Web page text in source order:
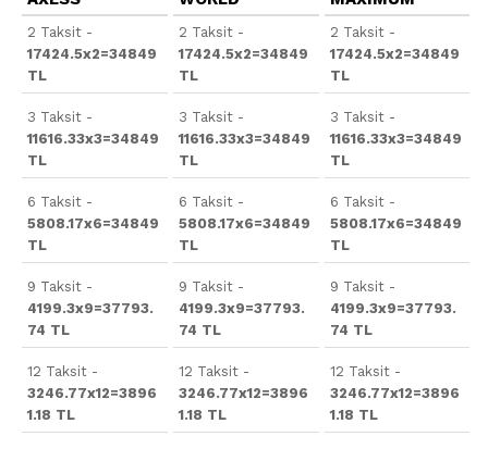
2 Taksit -
17424.5x2=34849
TL
3 Taksit -
11616.33x3=34849
TL
6 Taksit -
5808.17x6=34849
TL
9 Taksit -
4199.3x9=37793.
74 TL
12 Taksit -
3246.77x12=3896
1.18 TL
2 Taksit -
17424.5x2=34849
TL
3 Taksit -
11616.33x3=34849
TL
6 Taksit -
5808.17x6=34849
TL
9 Taksit -
4199.3x9=37793.
74 TL
12 Taksit -
3246.77x12=3896
1.18 TL
2 Taksit -
17424.5x2=34849
TL
3 Taksit -
11616.33x3=34849
TL
6 Taksit -
5808.17x6=34849
TL
9 Taksit -
4199.3x9=37793.
74 TL
12 Taksit -
3246.77x12=3896
1.18 TL